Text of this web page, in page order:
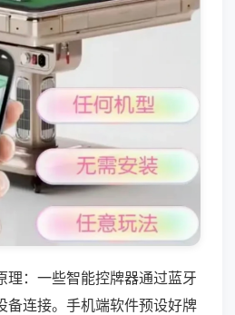
理：一些智能控牌器通过蓝牙
备连接。手机端软件预设好牌